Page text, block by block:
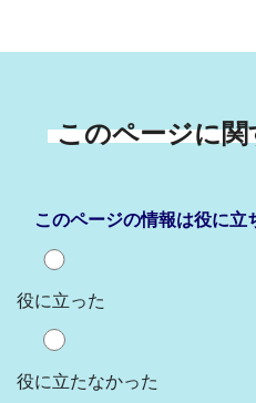
このページに
このページの情報は役に立
役に立った
役に立たなかった